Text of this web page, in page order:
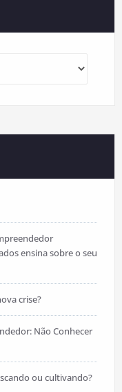
ensina sobre o seu
crise?
Não Conhecer
ou cultivando?